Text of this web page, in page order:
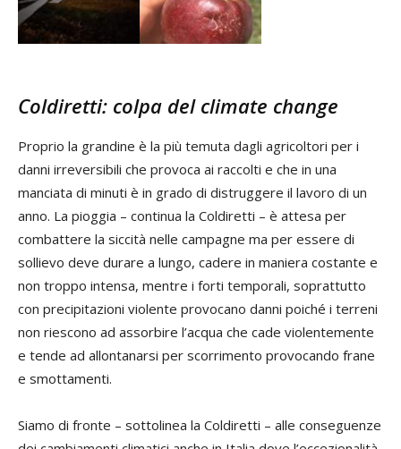
Coldiretti: colpa del climate change
Proprio la grandine è la più temuta dagli agricoltori per i
danni irreversibili che provoca ai raccolti e che in una
manciata di minuti è in grado di distruggere il lavoro di un
anno. La pioggia – continua la Coldiretti – è attesa per
combattere la siccità nelle campagne ma per essere di
sollievo deve durare a lungo, cadere in maniera costante e
non troppo intensa, mentre i forti temporali, soprattutto
con precipitazioni violente provocano danni poiché i terreni
non riescono ad assorbire l’acqua che cade violentemente
e tende ad allontanarsi per scorrimento provocando frane
e smottamenti.
Siamo di fronte – sottolinea la Coldiretti – alle conseguenze